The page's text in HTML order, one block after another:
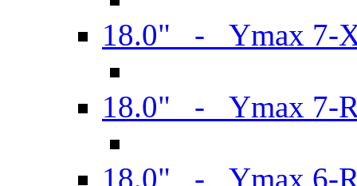
18.0" - Ymax 7-
18.0" - Ymax 7-
18.0" - Ymax 6-